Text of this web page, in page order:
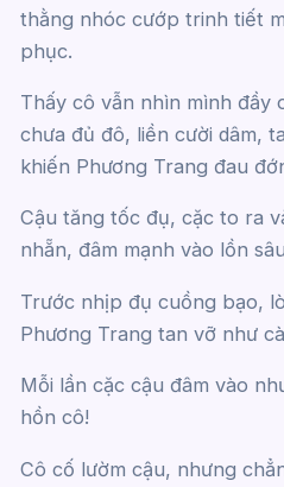
thằng nhóc cướp trinh tiết
phục.
Thấy cô vẫn nhìn mình đầy
chưa đủ đô, liền cười dâm,
khiến Phương Trang đau
Cậu tăng tốc đụ, cặc to ra
nhẵn, đâm mạnh vào lồn
Trước nhịp đụ cuồng bạo,
Phương Trang tan vỡ như
Mỗi lần cặc cậu đâm vào
hồn cô!
Cô cố lườm cậu, nhưng